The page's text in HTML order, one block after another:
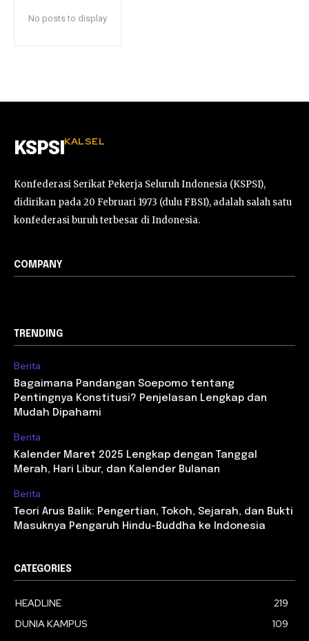
No posts to display
KSPSI KALSEL
Konfederasi Serikat Pekerja Seluruh Indonesia (KSPSI),
didirikan pada 20 Februari 1973 (dulu FBSI), adalah salah satu
konfederasi buruh terbesar di Indonesia.
COMPANY
TRENDING
Berita
Bagaimana Pandangan Soepomo tentang
Pentingnya Konstitusi? Penjelasan Lengkap dan
Mudah Dipahami
Berita
Kalender Maret 2025 Lengkap dengan Tanggal
Merah, Hari Libur, dan Kalender Bulanan
Berita
Teori Arus Balik: Pengertian, Tokoh, Sejarah, dan Bukti
Masuknya Pengaruh Hindu-Buddha ke Indonesia
CATEGORIES
HEADLINE
219
DUNIA KAMPUS
109